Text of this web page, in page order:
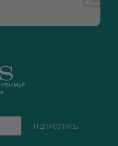
підписатись